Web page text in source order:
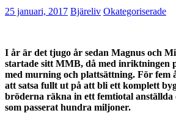
25 januari, 2017 Bjäreliv Okategoriserade
I år är det tjugo år sedan Magnus och
startade sitt MMB, då med inriktningen
med murning och plattsättning. För fem
att satsa fullt ut på att bli ett komplett
bröderna räkna in ett femtiotal anställda
som passerat hundra miljoner.